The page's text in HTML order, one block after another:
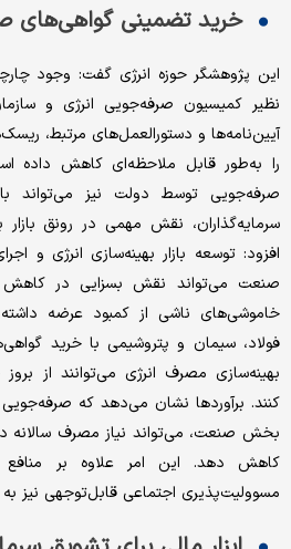
خرید تضمینی گواهی‌‌‌های
این پژوهشگر حوزه انرژی گفت: وجود
نظیر کمیسیون صرفه‌‌‌جویی انرژی و
آیین‌‌‌نامه‌‌‌ها و دستورالعمل‌‌‌های مرتبط،
را به‌‌‌طور قابل ملاحظه‌‌‌ای کاهش داده
صرفه‌‌‌جویی توسط دولت نیز می‌‌‌تواند
سرمایه‌گذاران، نقش مهمی در رونق بازار
افزود: توسعه بازار بهینه‌‌‌سازی انرژی و
صنعت می‌‌‌تواند نقش بسزایی در کاهش
خاموشی‌‌‌های ناشی از کمبود عرضه داشته
فولاد، سیمان و پتروشیمی با خرید
بهینه‌‌‌سازی مصرف انرژی می‌توانند از
کنند. برآوردها نشان می‌دهد که
بخش صنعت، می‌‌‌تواند نیاز مصرف سالانه دو
کاهش دهد. این امر علاوه بر منافع
مسوولیت‌‌‌پذیری اجتماعی قابل‌توجهی نیز